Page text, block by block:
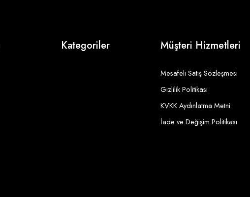
Kategoriler Müşteri Hizmetleri
Mesafeli Satış Sözleşmesi
Gizlilik Politikası
KVKK Aydınlatma Metni
İade ve Değişim Politikası